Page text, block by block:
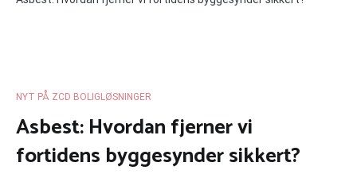
NYT PÅ ZCD BOLIGLØSNINGER
Asbest: Hvordan fjerner vi
fortidens byggesynder sikkert?